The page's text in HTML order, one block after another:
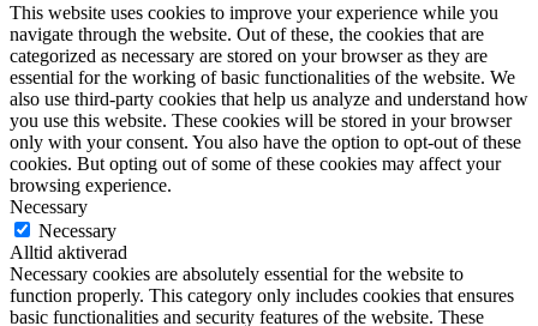
This website uses cookies to improve your experience while you
navigate through the website. Out of these, the cookies that are
categorized as necessary are stored on your browser as they are
essential for the working of basic functionalities of the website. We
also use third-party cookies that help us analyze and understand how
you use this website. These cookies will be stored in your browser
only with your consent. You also have the option to opt-out of these
cookies. But opting out of some of these cookies may affect your
browsing experience.
Necessary
Necessary
Alltid aktiverad
Necessary cookies are absolutely essential for the website to
function properly. This category only includes cookies that ensures
basic functionalities and security features of the website. These